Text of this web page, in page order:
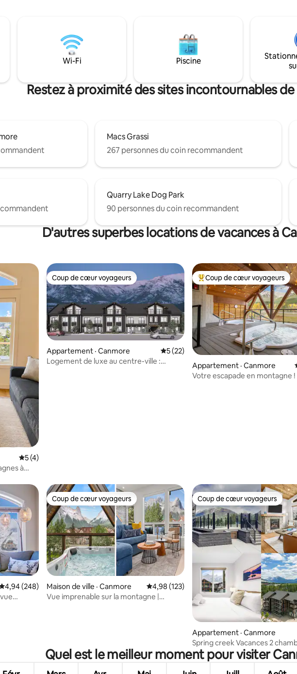
du
séjours
Profitez du jacuzzi, de la salle de sport et
du parking souterrain gratuit du
complexe hôtelier. Pass parc familial
qui recherchent à la fois
aventure dans les magnifiques
Rocheuses canadiennes.
Wi-Fi Piscine
Restez à proximité des sites incontournables
Macs Grassi
267 personnes du coin recommandent
Quarry Lake Dog Park
90 personnes du coin recommandent
D'autres superbes locations de vacances à
Note moyenne de 5 sur 5, 4 commentaires
5 (4)
à
Coup de cœur voyageurs
Coup de cœur voyageurs
Appartement · Canmore Note moyenne de 5 sur 5, 22
5 (22)
Logement de luxe au centre-ville :
Coup de cœur voyageurs
Coup de cœur voyageurs
Appartement · Canmore
Votre escapade en montagne !
les plus aimés
moyenne de 4,94 sur 5, 248 commentaires
4,94 (248)
Coup de cœur voyageurs
Coup de cœur voyageurs
Maison de ville · Canmore Note moyenne de 4,98 sur 5, 123
4,98 (123)
Vue imprenable sur la montagne |
Coup de cœur voyageurs
Coup de cœur voyageurs
Appartement · Canmore
Spring creek Vacances 2
hauteur 412TM
Quel est le meilleur moment pour visiter